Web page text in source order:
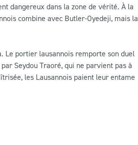
dangereux dans la zone de vérité. À la
combine avec Butler-Oyedeji, mais la
Le portier lausannois remporte son duel
Seydou Traoré, qui ne parvient pas à
les Lausannois paient leur entame